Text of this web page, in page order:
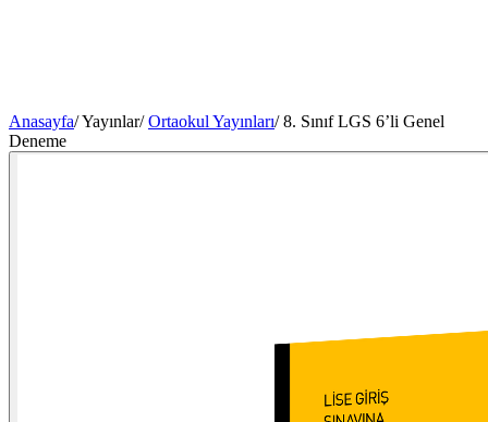
Anasayfa/Yayınlar/ Ortaokul Yayınları/ 8. Sınıf LGS 6’li Genel
Deneme